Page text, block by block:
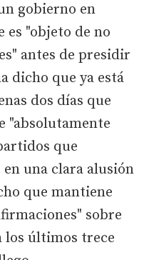
gobierno en
es "objeto de no
antes de presidir
dicho que ya está
dos días que
"absolutamente
que
una clara alusión
que mantiene
sobre
los últimos trece